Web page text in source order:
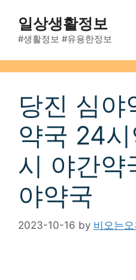
content
일상생활정보
#생활정보 #유용한정보
당진 심야
약국 24
시 야간약
야약국
2023-10-16 by 비오는오